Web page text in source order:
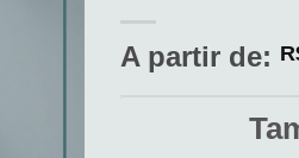
A partir de: